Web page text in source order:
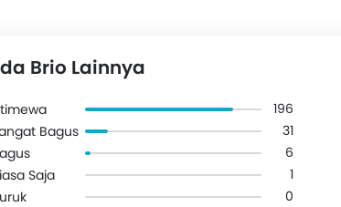
Brio Lainnya
196
Bagus
31
6
Saja
1
0